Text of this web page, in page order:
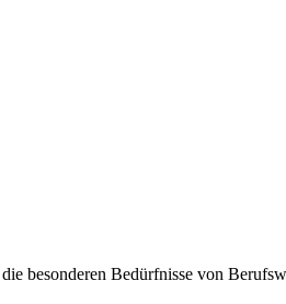
besonderen Bedürfnisse von